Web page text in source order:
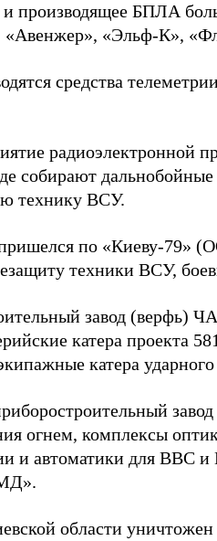
производящее БПЛА
«Авенжер», «Эльф-К»,
средства
радиоэлектронной
собирают
технику ВСУ.
по «Киеву-
техники ВСУ,
завод (верфь)
катера проекта
катера
огнем, комплексы
и автоматики для ВВС
области